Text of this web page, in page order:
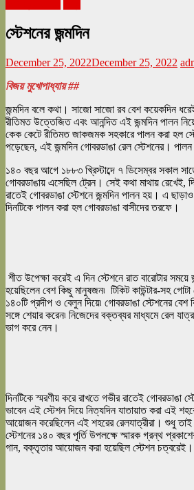
স্টেশনের জন্মদিন
December 25, 2022December 25, 2022
বিজয় মুখোপাধ্যায় ##
জন্মদিন বলে কথা। সাজো সাজো রব বেশ কয়েকদিন
রীতিমত উত্তেজিত এবং আনন্দিত এই জন্মদিন পালন
কেক কেটে রীতিমত জাকজমক সহকারে পালন করা হল
পড়েছেন, এই জন্মদিন গোবরডাঙা রেল স্টেশনের।
১৪০ বছর আগে ১৮৮৩ খ্রিস্টাব্দে ৭ ডিসেম্বর সকাল
গোবরডাঙায় এসেছিল ট্রেন। সেই কথা মাথায় রেখেই,
রাতেই গোবরডাঙা স্টেশনে জন্মদিন পালন হয়। এ ছাড়াও
দিনটিকে পালন করা হল গোবরডাঙা বাসীদের তরফে।
শীত উপেক্ষা করেই এ দিন স্টেশনে রাত বারোটার সময়ে
হয়েছিলেন বেশ কিছু মানুষজন৷ টিকিট কাউন্টার-সহ
১৪০টি প্রদীপ ও বেলুন দিয়ে৷ গোবরডাঙা স্টেশনের
সঙ্গে শেয়ার করেন৷ নিজেদের বক্তব্যর মাধ্যমে রেল
ভাগ করে নেন।
দিনটিকে স্মরণীয় করে রাখতে গভীর রাতেই গোবরডাঙা
ভাবেন এই স্টেশন দিয়ে নিত্যদিন যাতায়াত করা এই
আয়োজন করেছিলেন এই শহরের রেলযাত্রীরা। শুধু তাই
স্টেশনের ১৪০ বছর পূর্তি উপলক্ষে স্মারক গ্রন্থ
গান, বক্তৃতার আয়োজন করা হয়েছিল স্টেশন চত্বরেই।